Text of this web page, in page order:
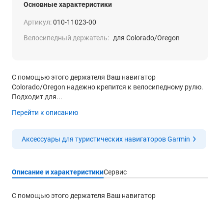
Основные характеристики
Артикул:010-11023-00
Велосипедный держатель: для Colorado/Oregon
С помощью этого держателя Ваш навигатор
Colorado/Oregon надежно крепится к велосипедному рулю.
Подходит для...
Перейти к описанию
Аксессуары для туристических навигаторов Garmin
Описание и характеристикиСервис
С помощью этого держателя Ваш навигатор